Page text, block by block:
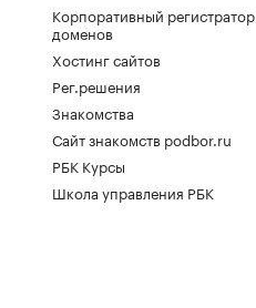
Корпоративный регистратор
доменов
Хостинг сайтов
Рег.решения
Знакомства
Сайт знакомств podbor.ru
РБК Курсы
Школа управления РБК